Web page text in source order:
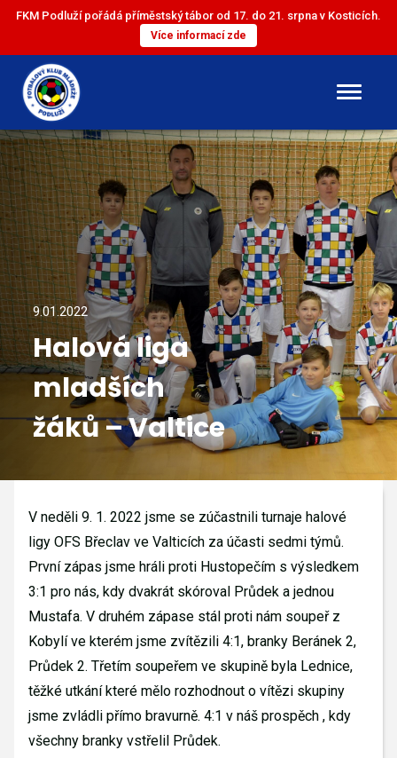
FKM Podluží pořádá příměstský tábor od 17. do 21. srpna v Kosticích.
Více informací zde
DOROST
ST. ŽÁCI
ML. ŽÁCI
ST. PŘÍPRAVKA
ML. PŘÍPRAVKA
MINI
GALERIE
9.01.2022
Halová liga
mladších
žáků – Valtice
V neděli 9. 1. 2022 jsme se zúčastnili turnaje halové
ligy OFS Břeclav ve Valticích za účasti sedmi týmů.
První zápas jsme hráli proti Hustopečím s výsledkem
3:1 pro nás, kdy dvakrát skóroval Průdek a jednou
Mustafa. V druhém zápase stál proti nám soupeř z
Kobylí ve kterém jsme zvítězili 4:1, branky Beránek 2,
Průdek 2. Třetím soupeřem ve skupině byla Lednice,
těžké utkání které mělo rozhodnout o vítězi skupiny
jsme zvládli přímo bravurně. 4:1 v náš prospěch , kdy
všechny branky vstřelil Průdek.